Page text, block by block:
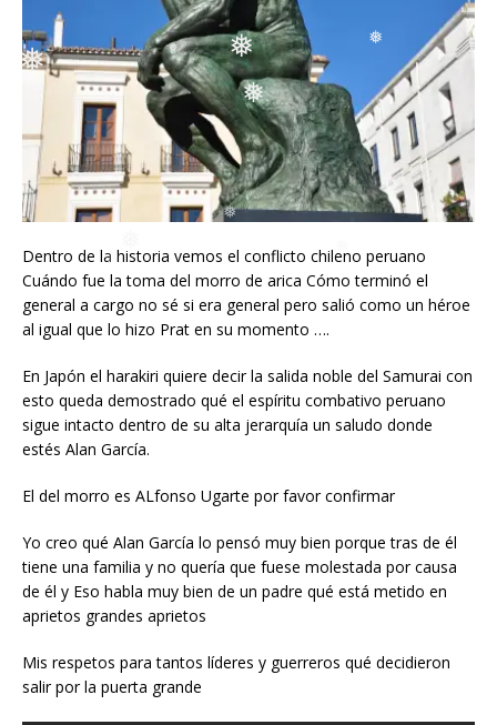
❅
❅
❅
❅
❅
❅
Dentro de la historia vemos el conflicto chileno peruano
Cuándo fue la toma del morro de arica Cómo terminó el
general a cargo no sé si era general pero salió como un héroe
al igual que lo hizo Prat en su momento ….
En Japón el harakiri quiere decir la salida noble del Samurai con
esto queda demostrado qué el espíritu combativo peruano
sigue intacto dentro de su alta jerarquía un saludo donde
estés Alan García.
El del morro es ALfonso Ugarte por favor confirmar
Yo creo qué Alan García lo pensó muy bien porque tras de él
tiene una familia y no quería que fuese molestada por causa
de él y Eso habla muy bien de un padre qué está metido en
aprietos grandes aprietos
Mis respetos para tantos líderes y guerreros qué decidieron
salir por la puerta grande